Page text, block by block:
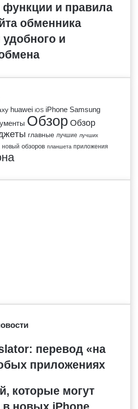
и правила
обменника
и
huawei iOS iPhone Samsung
Обзор Обзор
главные лучшие лучших
новый обзоров планшета приложения
перевод «на
приложениях
которые могут
в новых iPhone